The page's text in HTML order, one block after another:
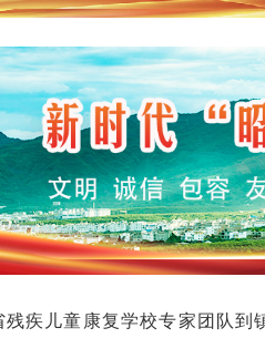
疾儿童康复学校专家团队